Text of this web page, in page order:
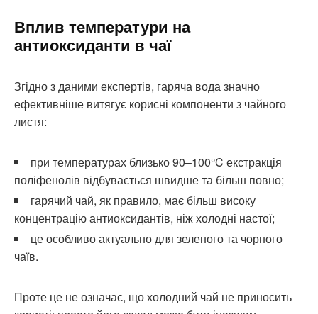
Вплив температури на
антиоксиданти в чаї
Згідно з даними експертів, гаряча вода значно
ефективніше витягує корисні компоненти з чайного
листя:
при температурах близько 90–100°C екстракція
поліфенолів відбувається швидше та більш повно;
гарячий чай, як правило, має більш високу
концентрацію антиоксидантів, ніж холодні настої;
це особливо актуально для зеленого та чорного
чаїв.
Проте це не означає, що холодний чай не приносить